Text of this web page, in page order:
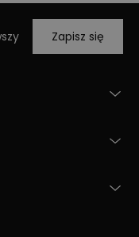
Zapisz się